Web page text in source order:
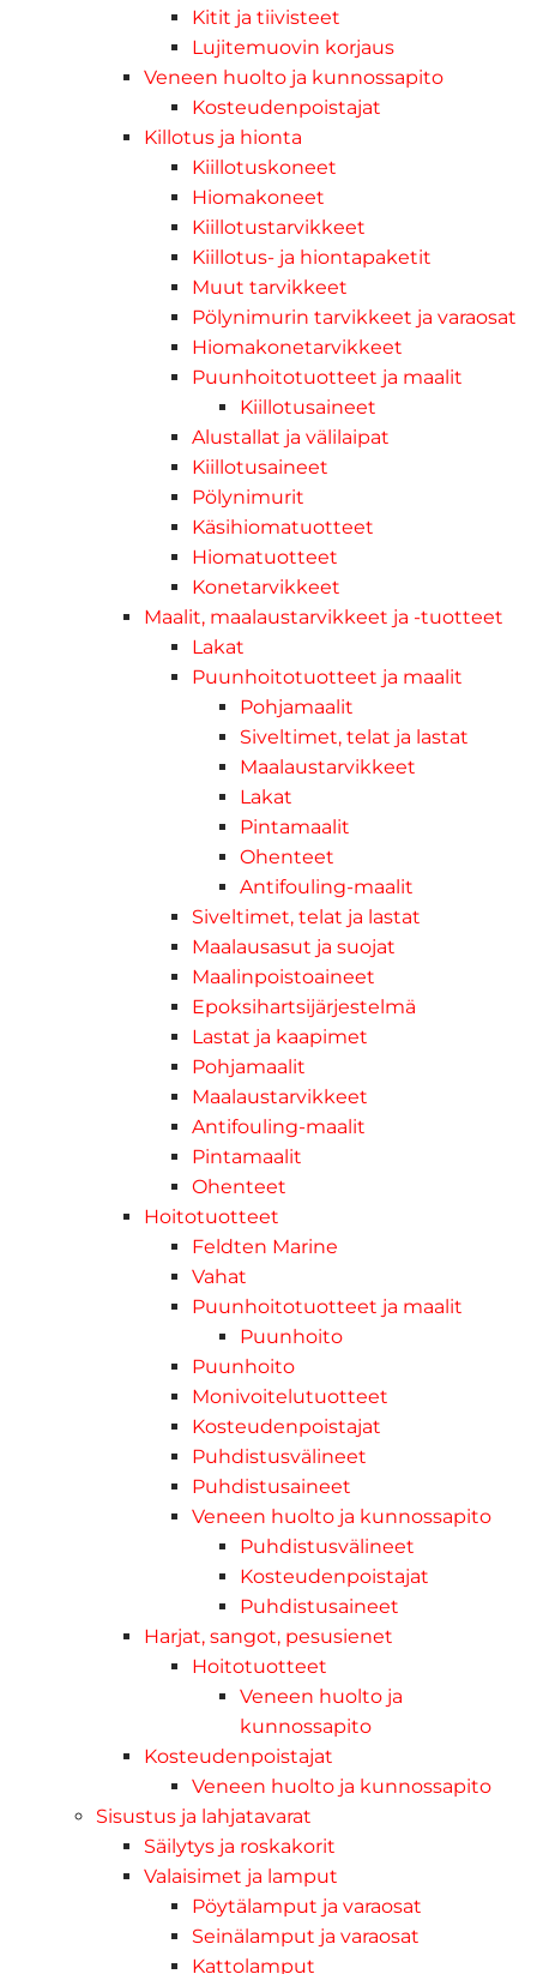
Kitit ja tiivisteet
Lujitemuovin korjaus
Veneen huolto ja kunnossapito
Kosteudenpoistajat
Killotus ja hionta
Kiillotuskoneet
Hiomakoneet
Kiillotustarvikkeet
Kiillotus- ja hiontapaketit
Muut tarvikkeet
Pölynimurin tarvikkeet ja varaosat
Hiomakonetarvikkeet
Puunhoitotuotteet ja maalit
Kiillotusaineet
Alustallat ja välilaipat
Kiillotusaineet
Pölynimurit
Käsihiomatuotteet
Hiomatuotteet
Konetarvikkeet
Maalit, maalaustarvikkeet ja -tuotteet
Lakat
Puunhoitotuotteet ja maalit
Pohjamaalit
Siveltimet, telat ja lastat
Maalaustarvikkeet
Lakat
Pintamaalit
Ohenteet
Antifouling-maalit
Siveltimet, telat ja lastat
Maalausasut ja suojat
Maalinpoistoaineet
Epoksihartsijärjestelmä
Lastat ja kaapimet
Pohjamaalit
Maalaustarvikkeet
Antifouling-maalit
Pintamaalit
Ohenteet
Hoitotuotteet
Feldten Marine
Vahat
Puunhoitotuotteet ja maalit
Puunhoito
Puunhoito
Monivoitelutuotteet
Kosteudenpoistajat
Puhdistusvälineet
Puhdistusaineet
Veneen huolto ja kunnossapito
Puhdistusvälineet
Kosteudenpoistajat
Puhdistusaineet
Harjat, sangot, pesusienet
Hoitotuotteet
Veneen huolto ja
kunnossapito
Kosteudenpoistajat
Veneen huolto ja kunnossapito
Sisustus ja lahjatavarat
Säilytys ja roskakorit
Valaisimet ja lamput
Pöytälamput ja varaosat
Seinälamput ja varaosat
Kattolamput